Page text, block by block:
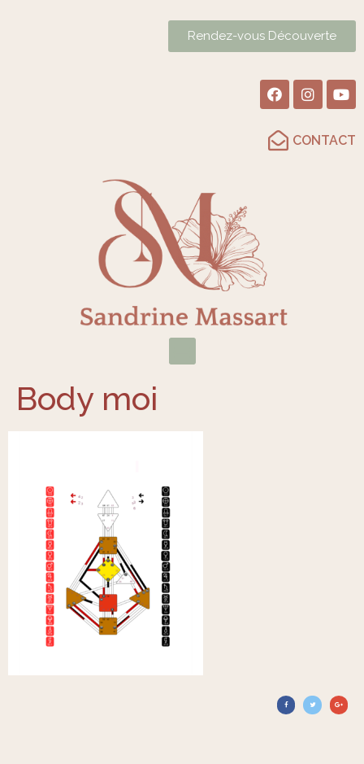
Rendez-vous Découverte
CONTACT
Body moi